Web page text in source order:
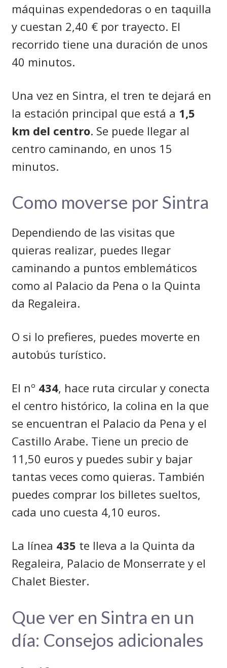
máquinas expendedoras o en taquilla
y cuestan 2,40 € por trayecto. El
recorrido tiene una duración de unos
40 minutos.
Una vez en Sintra, el tren te dejará en
la estación principal que está a 1,5
km del centro. Se puede llegar al
centro caminando, en unos 15
minutos.
Como moverse por Sintra
Dependiendo de las visitas que
quieras realizar, puedes llegar
caminando a puntos emblemáticos
como al Palacio da Pena o la Quinta
da Regaleira.
O si lo prefieres, puedes moverte en
autobús turístico.
El nº 434, hace ruta circular y conecta
el centro histórico, la colina en la que
se encuentran el Palacio da Pena y el
Castillo Arabe. Tiene un precio de
11,50 euros y puedes subir y bajar
tantas veces como quieras. También
puedes comprar los billetes sueltos,
cada uno cuesta 4,10 euros.
La línea 435 te lleva a la Quinta da
Regaleira, Palacio de Monserrate y el
Chalet Biester.
Que ver en Sintra en un
día: Consejos adicionales